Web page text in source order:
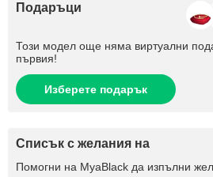
Подаръци
Този модел още няма виртуални
първия!
Изберете подарък
Списък с желания на
Помогни на MyaBlack да изпълни